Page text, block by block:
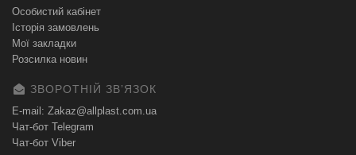
Особистий кабінет
Історія замовлень
Мої закладки
Розсилка новин
ЗВОРОТНІЙ ЗВʼЯЗОК
E-mail: Zakaz@allplast.com.ua
Чат-бот Telegram
Чат-бот Viber